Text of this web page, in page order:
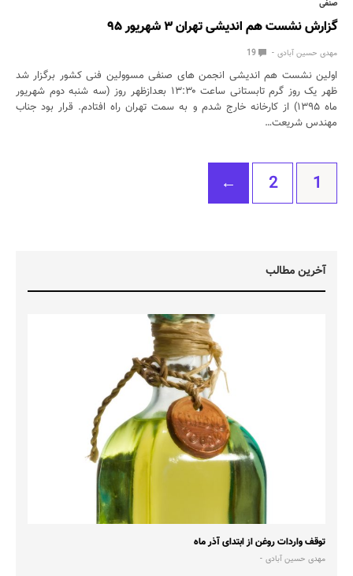
صنفی
گزارش نشست هم اندیشی تهران ۳ شهریور ۹۵
مهدی حسین آبادی
اولین نشست هم اندیشی انجمن های صنفی مسوولین فنی کشور برگزار شد
ظهر یک روز گرم تابستانی ساعت ۱۳:۳۰ بعدازظهر روز (سه شنبه دوم شهریور
ماه ۱۳۹۵) از کارخانه خارج شدم و به سمت تهران راه افتادم. قرار بود جناب
مهندس شریعت…
1
2
‫←
آخرین مطالب
توقف واردات روغن از ابتدای آذر ماه
مهدی حسین آبادی